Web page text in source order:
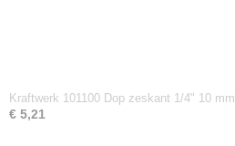
Kraftwerk 101100 Dop zeskant 1/4" 10 mm
€ 5,21